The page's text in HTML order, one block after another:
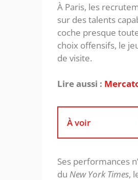
‎À Paris, les
sur des talents
coche presque
choix offensifs, le
de visite.
Lire aussi :
À voir
‎Ses performances
du New York Times,